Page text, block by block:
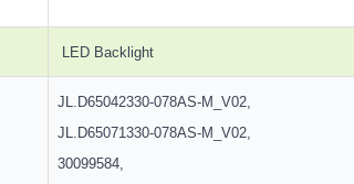
LED Backlight
JL.D65042330-078AS-M_V02,
JL.D65071330-078AS-M_V02,
30099584,